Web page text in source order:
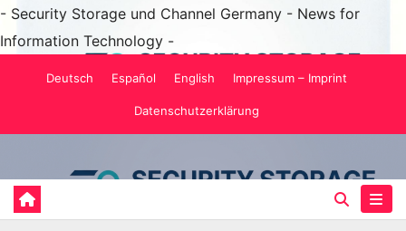
- Security Storage und Channel Germany - News for
Information Technology -
Deutsch Español English Impressum – Imprint
Datenschutzerklärung